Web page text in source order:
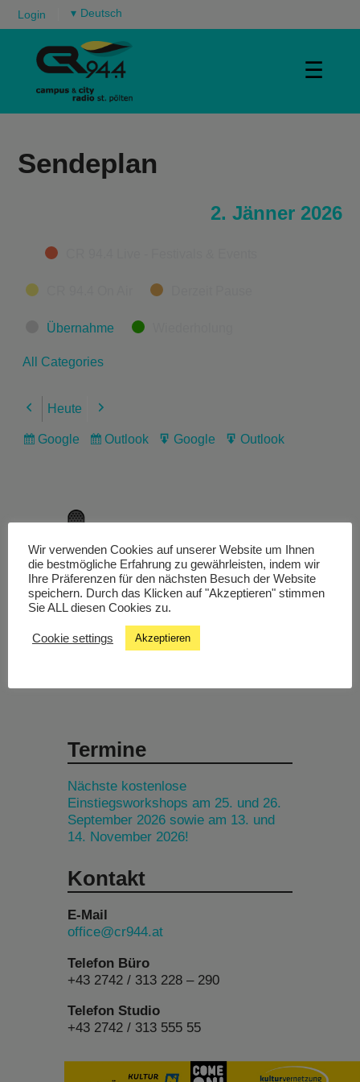
Login ▾
☰
Sendeplan
2. Jänner 2026
Categories
Übernahme
All Categories
Previous
Heute Next
Subscribe
Google
Subscribe
Outlook
Export
Google
Export
Outlook
Livestream
Studiochat
Termine
Nächste kostenlose
Einstiegsworkshops am 25. und 26.
September 2026 sowie am 13. und
14. November 2026!
Kontakt
E-Mail
office@cr944.at
Telefon Büro
+43 2742 / 313 228 – 290
Telefon Studio
+43 2742 / 313 555 55
Wir verwenden Cookies auf unserer Website um Ihnen
die bestmögliche Erfahrung zu gewährleisten, indem wir
Ihre Präferenzen für den nächsten Besuch der Website
speichern. Durch das Klicken auf "Akzeptieren" stimmen
Sie ALL diesen Cookies zu.
Cookie settings Akzeptieren